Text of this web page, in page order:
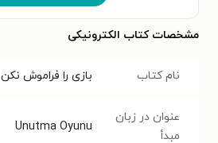
مشخصات کتاب الکترونیکی
نام کتاب بازی را فراموش نکن
عنوان در زبان
مبدأ
Unutma Oyunu